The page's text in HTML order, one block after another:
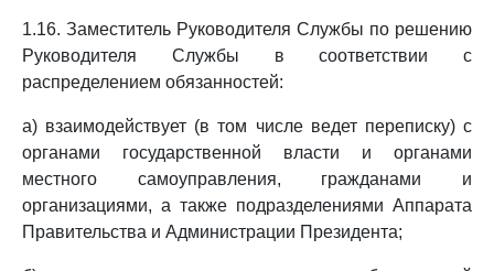
1.16. Заместитель Руководителя Службы по решению
Руководителя Службы в соответствии с
распределением обязанностей:
а) взаимодействует (в том числе ведет переписку) с
органами государственной власти и органами
местного самоуправления, гражданами и
организациями, а также подразделениями Аппарата
Правительства и Администрации Президента;